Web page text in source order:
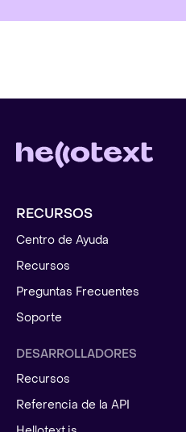
RECURSOS
Centro de Ayuda
Recursos
Preguntas Frecuentes
Soporte
DESARROLLADORES
Recursos
Referencia de la API